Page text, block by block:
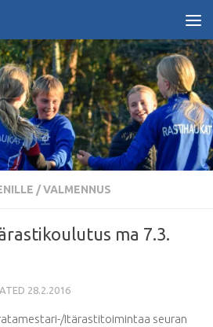
/ VALMENNUS
ma 7.3.
28.2.2016
Itärastitoimintaa seuran